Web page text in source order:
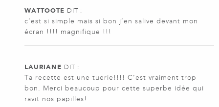
WATTOOTE DIT :
c’est si simple mais si bon j’en salive devant mon
écran !!!! magnifique !!!
LAURIANE DIT :
Ta recette est une tuerie!!!! C’est vraiment trop
bon. Merci beaucoup pour cette superbe idée qui
ravit nos papilles!